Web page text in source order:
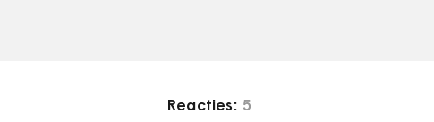
Reacties: 5